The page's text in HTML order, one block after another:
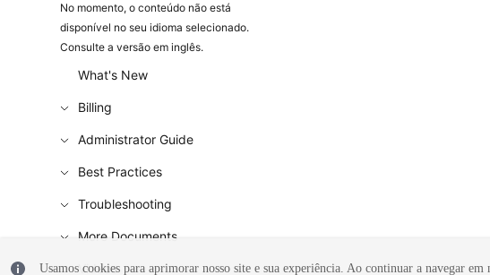
No momento, o conteúdo não está
disponível no seu idioma selecionado.
Consulte a versão em inglês.
What's New
Billing
Administrator Guide
Best Practices
Troubleshooting
More Documents
Videos
Usamos cookies para aprimorar nosso site e sua experiência. Ao continuar a navegar